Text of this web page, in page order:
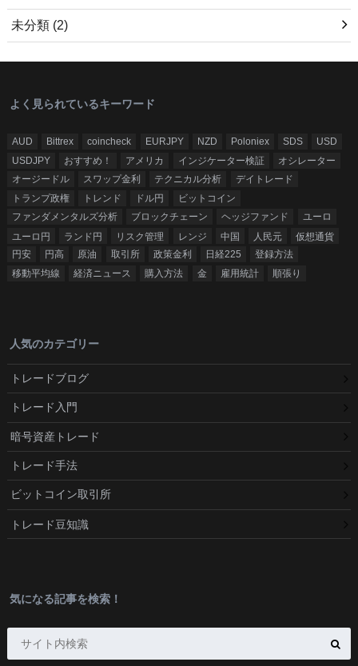
未分類 (2)
よく見られているキーワード
AUD Bittrex coincheck EURJPY NZD Poloniex SDS
USD
USDJPY
おすすめ！ アメリカ インジケーター検証
オシレーター
オージードル
スワップ金利 テクニカル分析
デイトレード
トランプ政権
トレンド ドル円
ビットコイン
ファンダメンタルズ分析
ブロックチェーン ヘッジファンド
ユーロ
ユーロ円
ランド円 リスク管理 レンジ 中国 人民元
仮想通貨
円安
円高 原油 取引所 政策金利 日経225
登録方法
移動平均線
経済ニュース 購入方法 金 雇用統計 順張り
人気のカテゴリー
トレードブログ
トレード入門
暗号資産トレード
トレード手法
ビットコイン取引所
トレード豆知識
気になる記事を検索！